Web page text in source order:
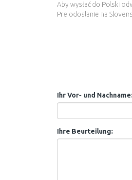
Aby wysłać do Polski
Pre odoslanie na
Ihr Vor- und Nachname:
Ihre Beurteilung: